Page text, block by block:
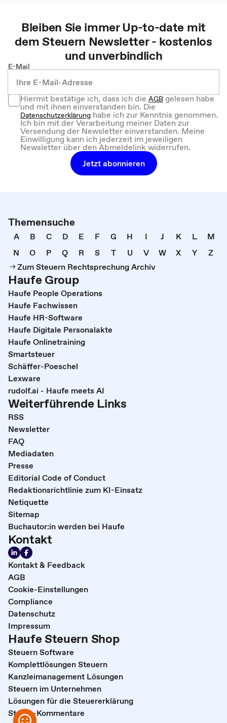
Bleiben Sie immer Up-to-date mit
demSteuern Newsletter - kostenlos
und unverbindlich
E-Mail
Hiermit bestätige ich, dass ich dieAGBgelesen habe
und mit ihnen einverstanden bin. Die
Datenschutzerklärung habe ich zur Kenntnis genommen.
Ich bin mit der Verarbeitung meiner Daten zur
Versendung der Newsletter einverstanden. Meine
Einwilligung kann ich jederzeit im jeweiligen
Newsletter über den Abmeldelink widerrufen.
Jetzt abonnieren
Themensuche
A B C D E F G H I J K L
M
N
O P Q R S T U V W X Y
Z
Zum Steuern Rechtsprechung Archiv
Haufe Group
Haufe People Operations
Haufe Fachwissen
Haufe HR-Software
Haufe Digitale Personalakte
Haufe Onlinetraining
Smartsteuer
Schäffer-Poeschel
Lexware
rudolf.ai - Haufe meets AI
Weiterführende Links
RSS
Newsletter
FAQ
Mediadaten
Presse
Editorial Code of Conduct
Redaktionsrichtlinie zum KI-Einsatz
Netiquette
Sitemap
Buchautor:in werden bei Haufe
Kontakt
Kontakt & Feedback
AGB
Cookie-Einstellungen
Compliance
Datenschutz
Impressum
Haufe Steuern Shop
Steuern Software
Komplettlösungen Steuern
Kanzleimanagement Lösungen
Steuern im Unternehmen
Lösungen für die Steuererklärung
Steuer-Kommentare